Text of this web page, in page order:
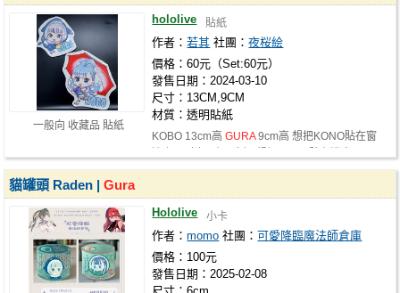
一般向 收藏品 貼紙
hololive 貼紙
作者：若其 社團：夜桜絵
價格：60元（Set:60元）
發售日期：2024-03-10
尺寸：13CM,9CM
材質：透明貼紙
KOBO 13cm高GURA9cm高 想把KONO貼在窗
貓罐頭 Raden |Gura
Hololive 小卡
作者：momo 社團：可愛降臨魔法師倉庫
價格：100元
發售日期：2025-02-08